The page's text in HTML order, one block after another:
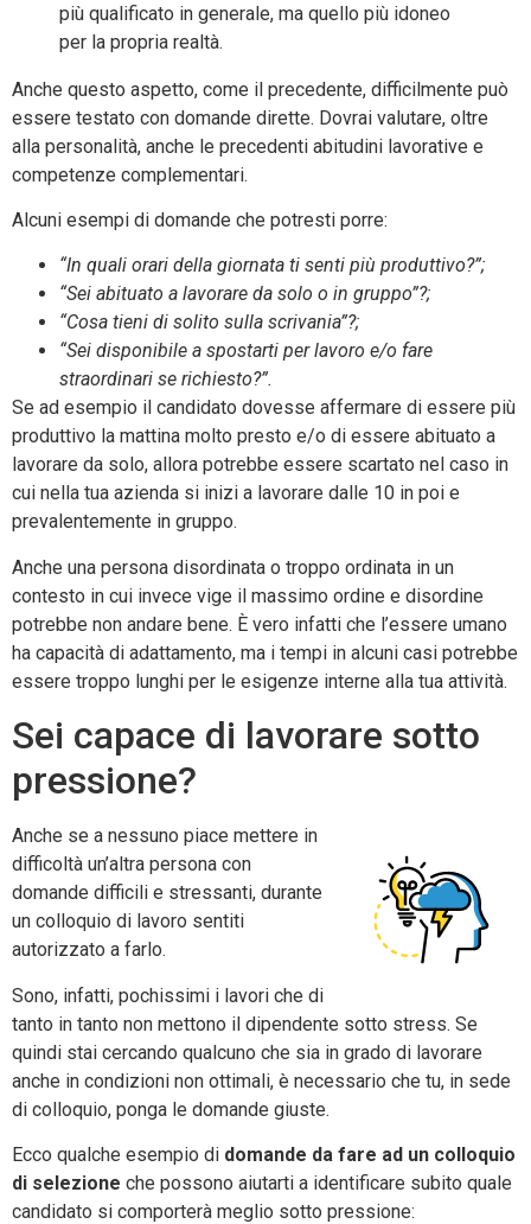
più qualificato in generale, ma quello più idoneo
per la propria realtà.
Anche questo aspetto, come il precedente, difficilmente può
essere testato con domande dirette. Dovrai valutare, oltre
alla personalità, anche le precedenti abitudini lavorative e
competenze complementari.
Alcuni esempi di domande che potresti porre:
“In quali orari della giornata ti senti più produttivo?”;
“Sei abituato a lavorare da solo o in gruppo”?;
“Cosa tieni di solito sulla scrivania”?;
“Sei disponibile a spostarti per lavoro e/o fare
straordinari se richiesto?”.
Se ad esempio il candidato dovesse affermare di essere più
produttivo la mattina molto presto e/o di essere abituato a
lavorare da solo, allora potrebbe essere scartato nel caso in
cui nella tua azienda si inizi a lavorare dalle 10 in poi e
prevalentemente in gruppo.
Anche una persona disordinata o troppo ordinata in un
contesto in cui invece vige il massimo ordine e disordine
potrebbe non andare bene. È vero infatti che l’essere umano
ha capacità di adattamento, ma i tempi in alcuni casi potrebbe
essere troppo lunghi per le esigenze interne alla tua attività.
Sei capace di lavorare sotto
pressione?
Anche se a nessuno piace mettere in
difficoltà un’altra persona con
domande difficili e stressanti, durante
un colloquio di lavoro sentiti
autorizzato a farlo.
Sono, infatti, pochissimi i lavori che di
tanto in tanto non mettono il dipendente sotto stress. Se
quindi stai cercando qualcuno che sia in grado di lavorare
anche in condizioni non ottimali, è necessario che tu, in sede
di colloquio, ponga le domande giuste.
Ecco qualche esempio di domande da fare ad un colloquio
di selezione che possono aiutarti a identificare subito quale
candidato si comporterà meglio sotto pressione: